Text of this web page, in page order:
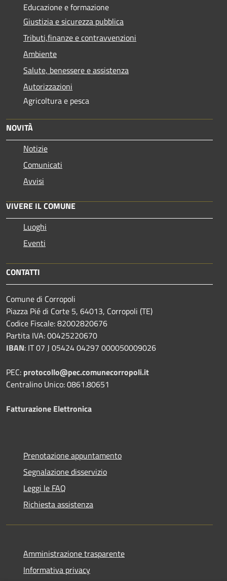
Educazione e formazione
Giustizia e sicurezza pubblica
Tributi,finanze e contravvenzioni
Ambiente
Salute, benessere e assistenza
Autorizzazioni
Agricoltura e pesca
NOVITÀ
Notizie
Comunicati
Avvisi
VIVERE IL COMUNE
Luoghi
Eventi
CONTATTI
Comune di Corropoli
Piazza Pié di Corte 5, 64013, Corropoli (TE)
Codice Fiscale: 82002820676
Partita IVA: 00425220670
IBAN: IT 07 J 05424 04297 000050009026
PEC: protocollo@pec.comunecorropoli.it
Centralino Unico: 0861.80651
Fatturazione Elettronica
Prenotazione appuntamento
Segnalazione disservizio
Leggi le FAQ
Richiesta assistenza
Amministrazione trasparente
Informativa privacy